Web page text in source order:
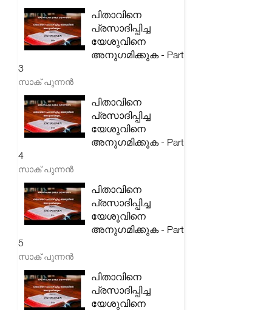
പിതാവിനെ
പ്രസാദിപ്പിച്ച
യേശുവിനെ
അനുഗമിക്കുക - Part
3
സാക് പുന്നൻ
പിതാവിനെ
പ്രസാദിപ്പിച്ച
യേശുവിനെ
അനുഗമിക്കുക - Part
4
സാക് പുന്നൻ
പിതാവിനെ
പ്രസാദിപ്പിച്ച
യേശുവിനെ
അനുഗമിക്കുക - Part
5
സാക് പുന്നൻ
പിതാവിനെ
പ്രസാദിപ്പിച്ച
യേശുവിനെ